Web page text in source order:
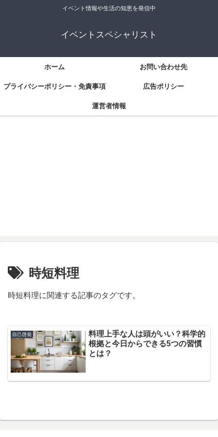
イベント情報や生活の知恵を発信中
イベントスペシャリスト
ホーム お問い合わせ先
プライバシーポリシー・免責事項 広告ポリシー
運営者情報
時短料理
時短料理に関連する記事のタグです。
自己啓発
料理上手な人は頭がいい？科学的
根拠と今日からできる5つの習慣
とは？